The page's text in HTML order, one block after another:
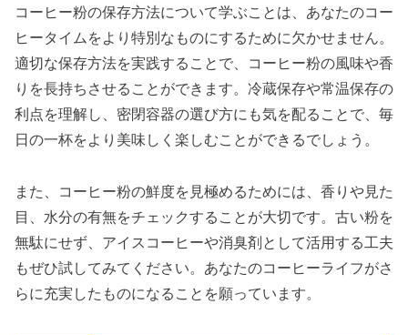
コーヒー粉の保存方法について学ぶことは、あなたのコー
ヒータイムをより特別なものにするために欠かせません。
適切な保存方法を実践することで、コーヒー粉の風味や香
りを長持ちさせることができます。冷蔵保存や常温保存の
利点を理解し、密閉容器の選び方にも気を配ることで、毎
日の一杯をより美味しく楽しむことができるでしょう。
また、コーヒー粉の鮮度を見極めるためには、香りや見た
目、水分の有無をチェックすることが大切です。古い粉を
無駄にせず、アイスコーヒーや消臭剤として活用する工夫
もぜひ試してみてください。あなたのコーヒーライフがさ
らに充実したものになることを願っています。